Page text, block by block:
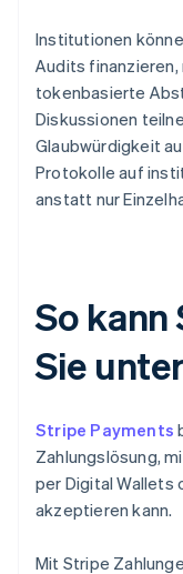
Institutionen
Audits
tokenbasierte
Diskussionen
Glaubwürdigkeit
Protokolle auf
anstatt nur
So
Sie
Stripe Payments
Zahlungslösung,
per Digital Wallets
akzeptieren kann.
Mit Stripe